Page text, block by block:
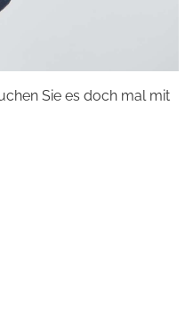
Sie es doch mal mit